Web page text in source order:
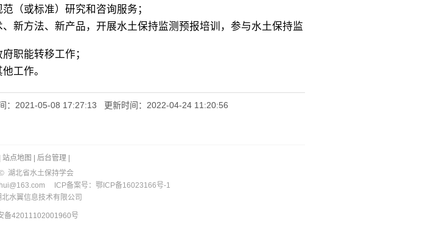
（或标准）研究和咨询服务；
新方法、新产品，开展水土保持监测预报培训，参与水土保持监
职能转移工作；
工作。
2021-05-08 17:27:13 更新时间：2022-04-24 11:20:56
站点地图 后台管理
湖北省水土保持学会
ICP备案号：鄂ICP备16023166号-1
水翼信息技术有限公司
备42011102001960号